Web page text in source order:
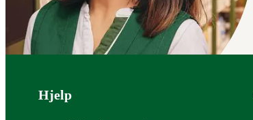
Bunntekst
Hjelp